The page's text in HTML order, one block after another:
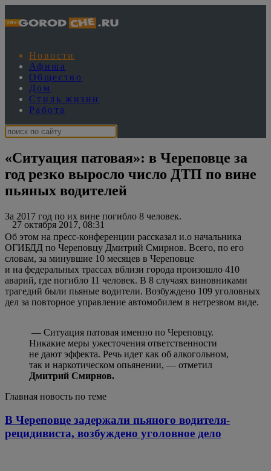
Новости
Афиша
Общество
Дом
Стиль жизни
Работа
«Ситуация патовая»: в Череповце за
год резко выросло число ДТП по вине
пьяных водителей
27 октября 2017, 08:31
За 2017 год по их вине погибло 8 человек.
Об этом на пресс-конференции рассказал и.о начальника
ОГИБДД по Череповцу Дмитрий Смирнов. Всего, по его
словам, за минувшие 10 месяцев в Череповце
и на федеральных трассах вблизи города произошло 410
аварий, где погибло 11 человек. В 8 случаях виновниками
трагедий были пьяные водители. Возбуждено 109 уголовных
дел за повторное управление автомобилем в нетрезвом виде.
— Ситуация патовая именно по Череповцу.
Никакие меры ужесточения ответственности
не дают эффекта. Речь идет как об алкогольном,
так и наркотическом опьянении, — отметил
Дмитрий Смирнов.
Главная новость по теме
В Череповце задержали пьяного водителя-
рецидивиста, возбуждено уголовное дело